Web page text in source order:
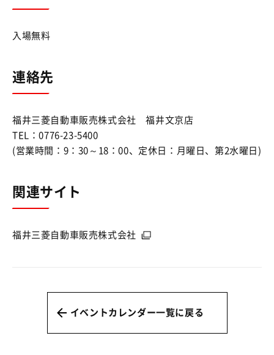
入場無料
連絡先
福井三菱自動車販売株式会社 福井文京店
TEL：0776-23-5400
(営業時間：9：30～18：00、定休日：月曜日、第2水曜日)
関連サイト
福井三菱自動車販売株式会社
イベントカレンダー一覧に戻る